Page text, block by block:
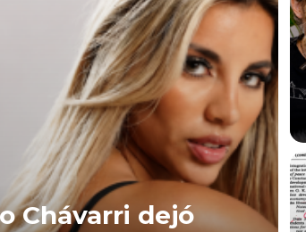
Chávarri dejó